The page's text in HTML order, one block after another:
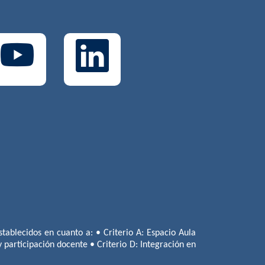
en cuanto a: • Criterio A: Espacio Aula
docente • Criterio D: Integración en